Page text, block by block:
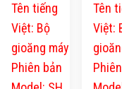
Tên tiếng
Việt: Bộ
gioăng máy
Phiên bản
Tên
Việt: